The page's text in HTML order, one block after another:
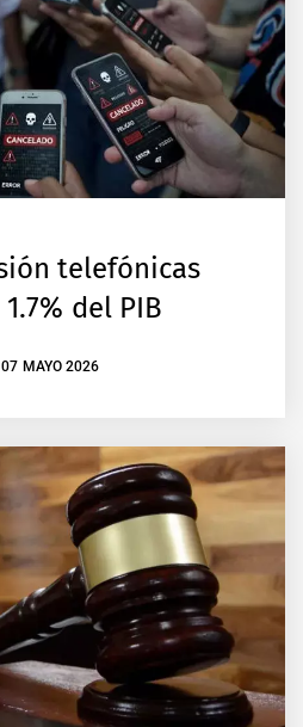
telefónicas
del PIB
07 MAYO 2026